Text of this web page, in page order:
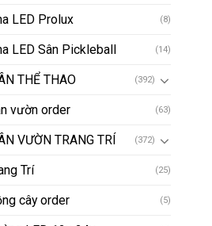
LED Prolux (8)
LED Sân Pickleball (14)
THỂ THAO (392)
vườn order (63)
VƯỜN TRANG TRÍ (372)
Trí (25)
cây order (5)